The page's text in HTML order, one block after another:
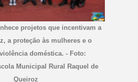
projetos que incentivam a
a proteção às mulheres e o
doméstica. - Foto:
Municipal Rural Raquel de
Queiroz